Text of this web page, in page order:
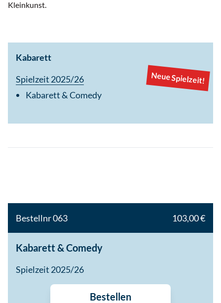
Kabarett
Neue Spielzeit!
Spielzeit 2025/26
Kabarett & Comedy
Kleinkunst.
Bestellnr 063 103,00 €
Kabarett & Comedy
Spielzeit 2025/26
Bestellen